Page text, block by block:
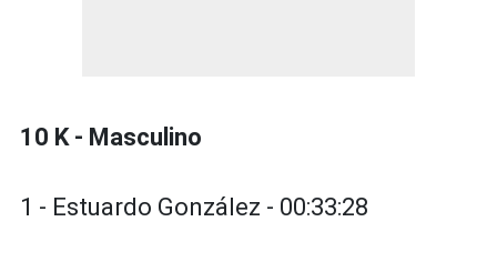
10 K - Masculino
1 - Estuardo González - 00:33:28